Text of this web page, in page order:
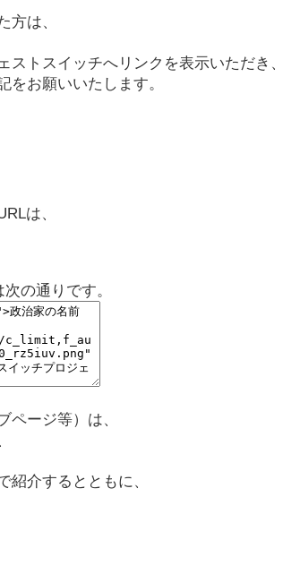
方は、
トスイッチへリンクを表示いただき、
お願いいたします。
は、
の通りです。
ページ等）は、
介するとともに、